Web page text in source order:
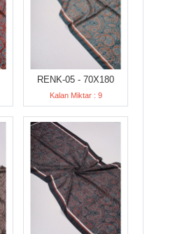
RENK-05 - 70X180
Kalan Miktar : 9